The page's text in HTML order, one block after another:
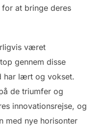
for at bringe deres
været
gennem disse
har lært og vokset.
de triumfer og
innovationsrejse, og
med nye horisonter